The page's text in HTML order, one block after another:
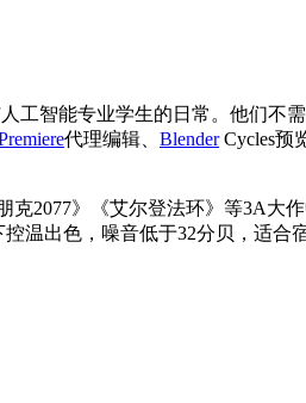
智能专业学生的日常。他们不
代理编辑、 BlenderCycles预
克2077》《艾尔登法环》等3A大
温出色，噪音低于32分贝，适合